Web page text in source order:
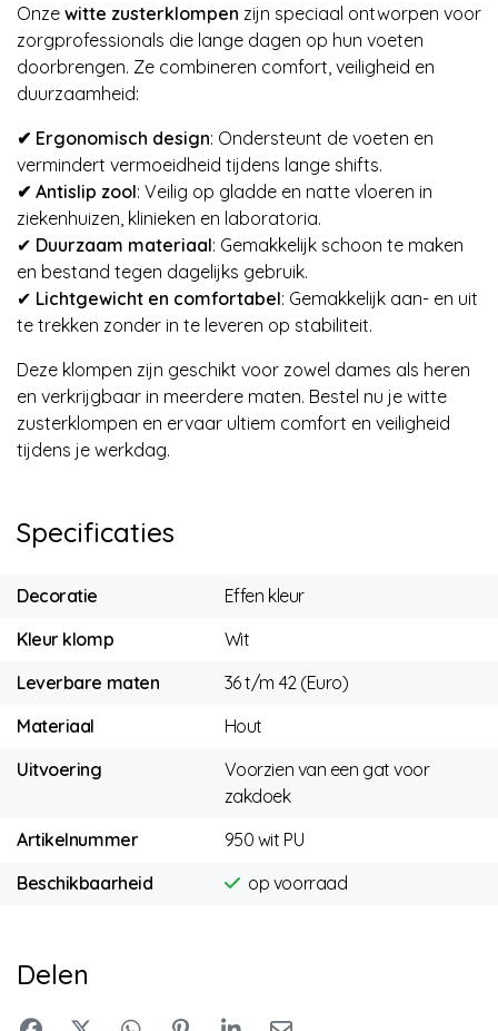
Onze witte zusterklompen zijn speciaal ontworpen voor
zorgprofessionals die lange dagen op hun voeten
doorbrengen. Ze combineren comfort, veiligheid en
duurzaamheid:
✔ Ergonomisch design: Ondersteunt de voeten en
vermindert vermoeidheid tijdens lange shifts.
✔ Antislip zool: Veilig op gladde en natte vloeren in
ziekenhuizen, klinieken en laboratoria.
✔ Duurzaam materiaal: Gemakkelijk schoon te maken
en bestand tegen dagelijks gebruik.
✔ Lichtgewicht en comfortabel: Gemakkelijk aan- en uit
te trekken zonder in te leveren op stabiliteit.
Deze klompen zijn geschikt voor zowel dames als heren
en verkrijgbaar in meerdere maten. Bestel nu je witte
zusterklompen en ervaar ultiem comfort en veiligheid
tijdens je werkdag.
Specificaties
Decoratie
Effen kleur
Kleur klomp
Wit
Leverbare maten
36 t/m 42 (Euro)
Materiaal
Hout
Uitvoering
Voorzien van een gat voor
zakdoek
Artikelnummer
950 wit PU
Beschikbaarheid
op voorraad
Delen